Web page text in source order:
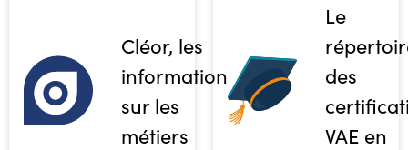
Cléor, les
informations
sur les
métiers
Le
des
VAE en